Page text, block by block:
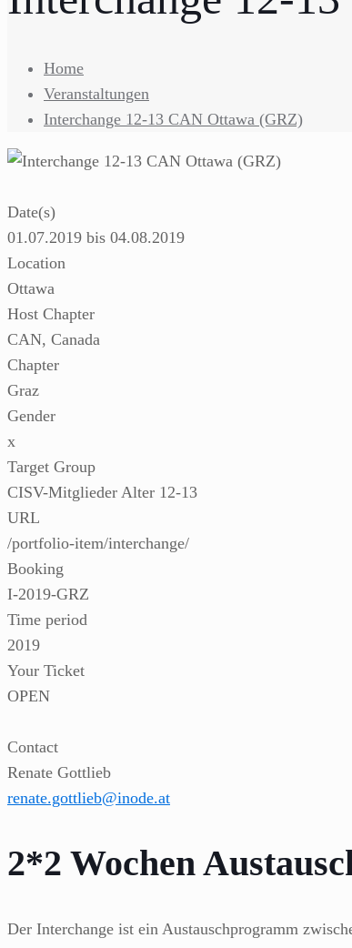
Home
Veranstaltungen
Interchange 12-13 CAN Ottawa (GRZ)
Date(s)
01.07.2019 bis 04.08.2019
Location
Ottawa
Host Chapter
CAN, Canada
Chapter
Graz
Gender
x
Target Group
CISV-Mitglieder Alter 12-13
URL
/portfolio-item/interchange/
Booking
I-2019-GRZ
Time period
2019
Your Ticket
OPEN
Contact
Renate Gottlieb
renate.gottlieb@inode.at
2*2 Wochen
Der Interchange ist ein Austauschprogramm